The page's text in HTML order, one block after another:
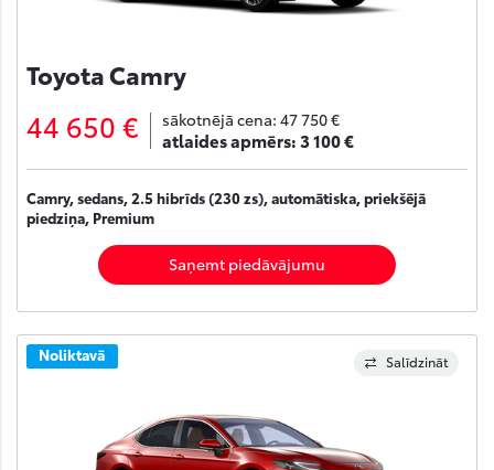
Toyota Camry
44 650 € sākotnējā cena: 47 750 €
atlaides apmērs:3 100 €
Camry, sedans, 2.5 hibrīds (230 zs), automātiska, priekšējā
piedziņa, Premium
Saņemt piedāvājumu
Salīdzināt
Noliktavā